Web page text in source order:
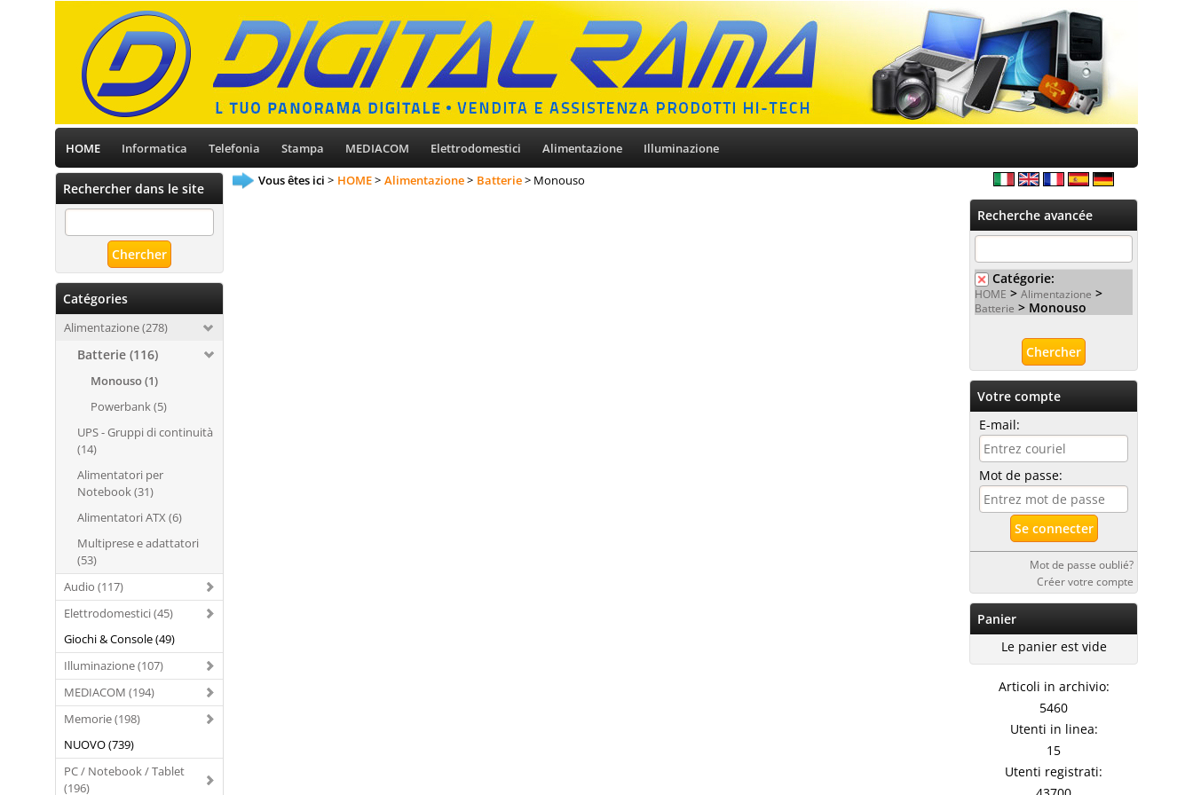
HOME Informatica Telefonia Stampa MEDIACOM Elettrodomestici Alimentazione Illuminazione
Rechercher dans le site
Catégories
Alimentazione (278)
Batterie (116)
Monouso (1)
Powerbank (5)
UPS - Gruppi di continuità
(14)
Alimentatori per
Notebook (31)
Alimentatori ATX (6)
Multiprese e adattatori
(53)
Audio (117)
Elettrodomestici (45)
Giochi & Console (49)
Illuminazione (107)
MEDIACOM (194)
Memorie (198)
NUOVO (739)
PC / Notebook / Tablet
(196)
Vous êtes ici HOME Alimentazione Batterie Monouso
Recherche avancée
Catégorie:
HOME > Alimentazione >
Batterie > Monouso
Votre compte
E-mail:
Mot de passe:
Mot de passe oublié?
Créer votre compte
Panier
Le panier est vide
Articoli in archivio:
5460
Utenti in linea:
15
Utenti registrati: